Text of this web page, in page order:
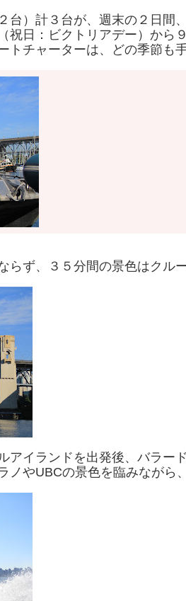
台）計３台が、週末の２日間
祝日：ビクトリアデー）から
トチャーターは、どの季節も
らず、 ３５分間の景色はクル
アイランドを出発後、バラー
やUBCの景色を臨みながら